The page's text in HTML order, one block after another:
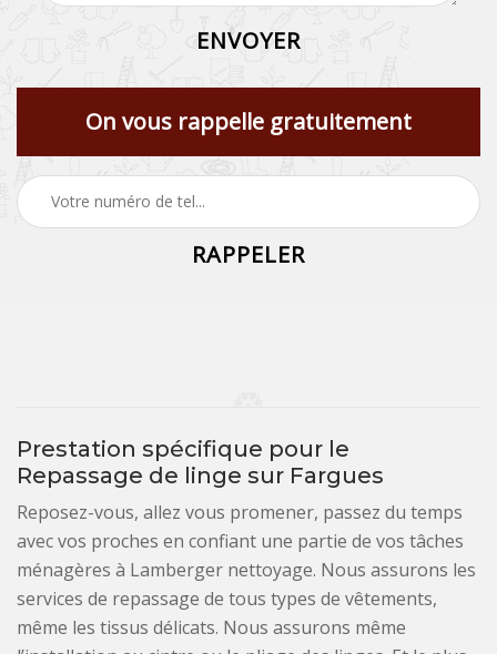
On vous rappelle gratuitement
Prestation spécifique pour le
Repassage de linge sur Fargues
Reposez-vous, allez vous promener, passez du temps
avec vos proches en confiant une partie de vos tâches
ménagères à Lamberger nettoyage. Nous assurons les
services de repassage de tous types de vêtements,
même les tissus délicats. Nous assurons même